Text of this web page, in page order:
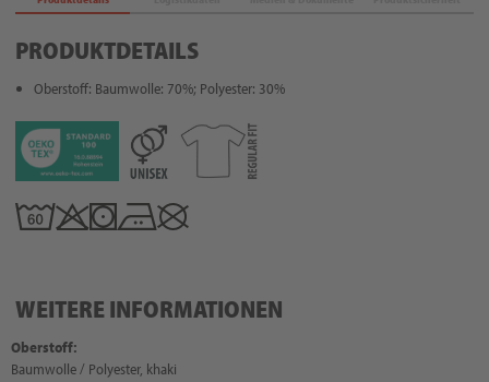
PRODUKTDETAILS
Oberstoff: Baumwolle: 70%; Polyester: 30%
WEITERE INFORMATIONEN
Oberstoff:
Baumwolle / Polyester, khaki